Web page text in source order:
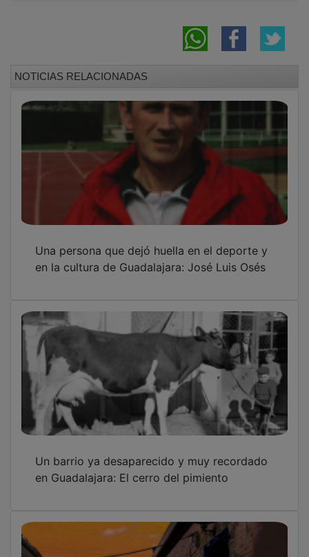
Un barrio ya desaparecido y muy recordado
en Guadalajara: El cerro del pimiento
Un callejón emblemático de Guadalajara:
Horno de San Gil 'Las escalerillas'